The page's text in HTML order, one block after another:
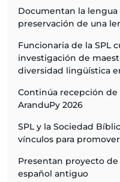
Documentan la lengua
preservación de una
Funcionaria de la SPL
investigación de
diversidad lingüística
Continúa recepción
AranduPy 2026
SPL y la Sociedad
vínculos para
Presentan proyecto
español antiguo